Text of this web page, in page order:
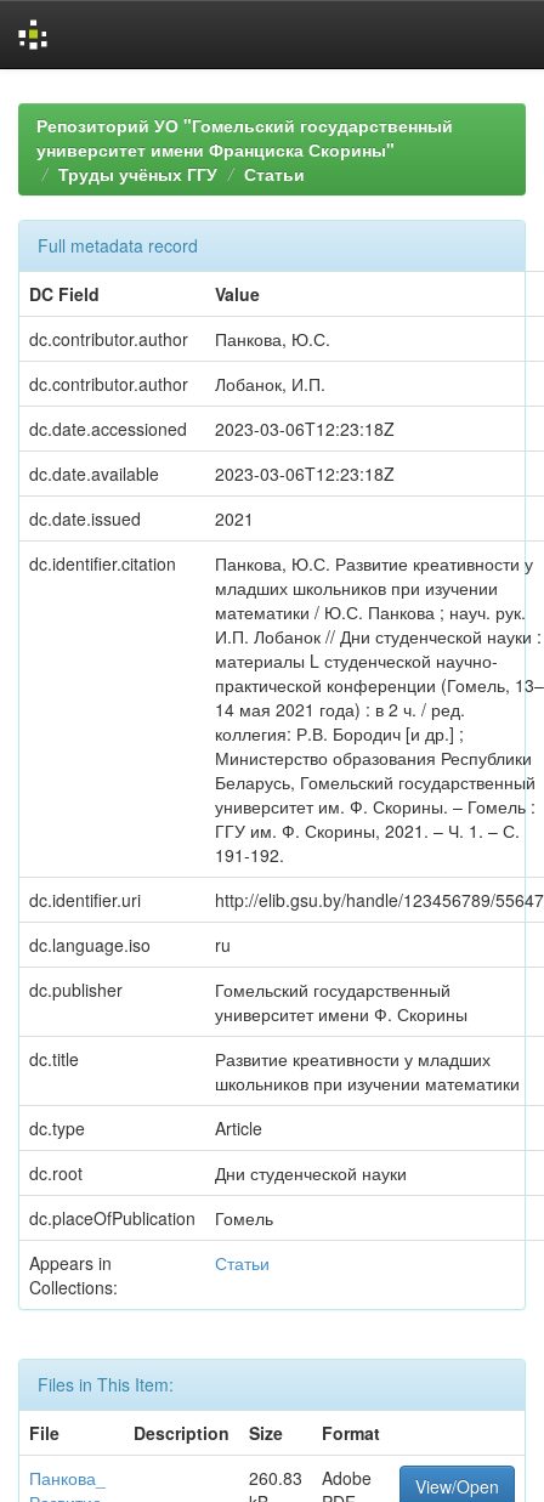
navigationРепозиторий УО "Гомельский государственный
университет имени Франциска Скорины"
Труды учёных ГГУ
Статьи
Full metadata record
DC Field
Value
dc.contributor.author
Панкова, Ю.С.
dc.contributor.author
Лобанок, И.П.
dc.date.accessioned
2023-03-06T12:23:18Z
dc.date.available
2023-03-06T12:23:18Z
dc.date.issued
2021
dc.identifier.citation
Панкова, Ю.С. Развитие креативности у
младших школьников при изучении
математики / Ю.С. Панкова ; науч. рук.
И.П. Лобанок // Дни студенческой науки :
материалы L студенческой научно-
практической конференции (Гомель, 13–
14 мая 2021 года) : в 2 ч. / ред.
коллегия: Р.В. Бородич [и др.] ;
Министерство образования Республики
Беларусь, Гомельский государственный
университет им. Ф. Скорины. – Гомель :
ГГУ им. Ф. Скорины, 2021. – Ч. 1. – С.
191-192.
dc.identifier.uri
http://elib.gsu.by/handle/123456789/55647
dc.language.iso
ru
dc.publisher
Гомельский государственный
университет имени Ф. Скорины
dc.title
Развитие креативности у младших
школьников при изучении математики
dc.type
Article
dc.root
Дни студенческой науки
dc.placeOfPublication
Гомель
Appears in
Collections:
Статьи
Files in This Item:
File
Description Size
Format
Панкова_
260.83
Adobe
View/Open